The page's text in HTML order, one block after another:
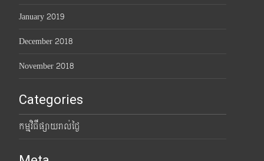
January 2019
December 2018
November 2018
Categories
កម្មវិធីផ្សាយរាល់ថ្ងៃ